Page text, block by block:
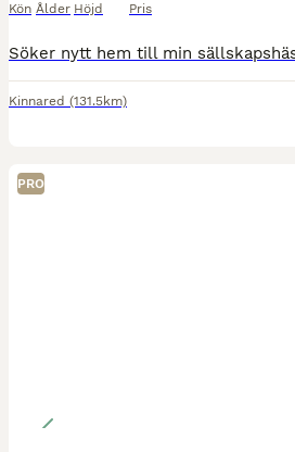
Kön Ålder Höjd Pris
Kinnared (131.5km)
PRO